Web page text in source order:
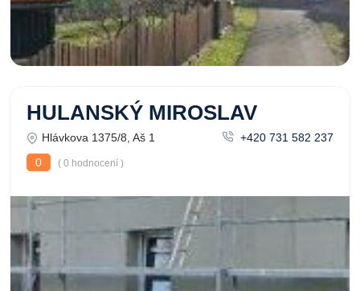
HULANSKÝ MIROSLAV
Hlávkova 1375/8, Aš 1
+420 731 582 237
0
( 0 hodnocení )